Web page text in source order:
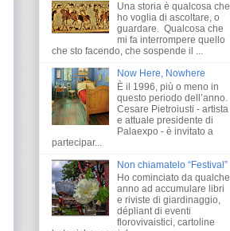
Una storia è qualcosa che
ho voglia di ascoltare, o
guardare. Qualcosa che
mi fa interrompere quello
che sto facendo, che sospende il ...
Now Here, Nowhere
È il 1996, più o meno in
questo periodo dell’anno.
Cesare Pietroiusti - artista
e attuale presidente di
Palaexpo - è invitato a
partecipar...
Non chiamatelo “Festival”
Ho cominciato da qualche
anno ad accumulare libri
e riviste di giardinaggio,
dépliant di eventi
florovivaistici, cartoline